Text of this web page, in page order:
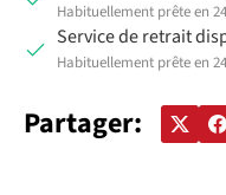
Habituellement prête en
Service de retrait
Habituellement prête en
Partager: